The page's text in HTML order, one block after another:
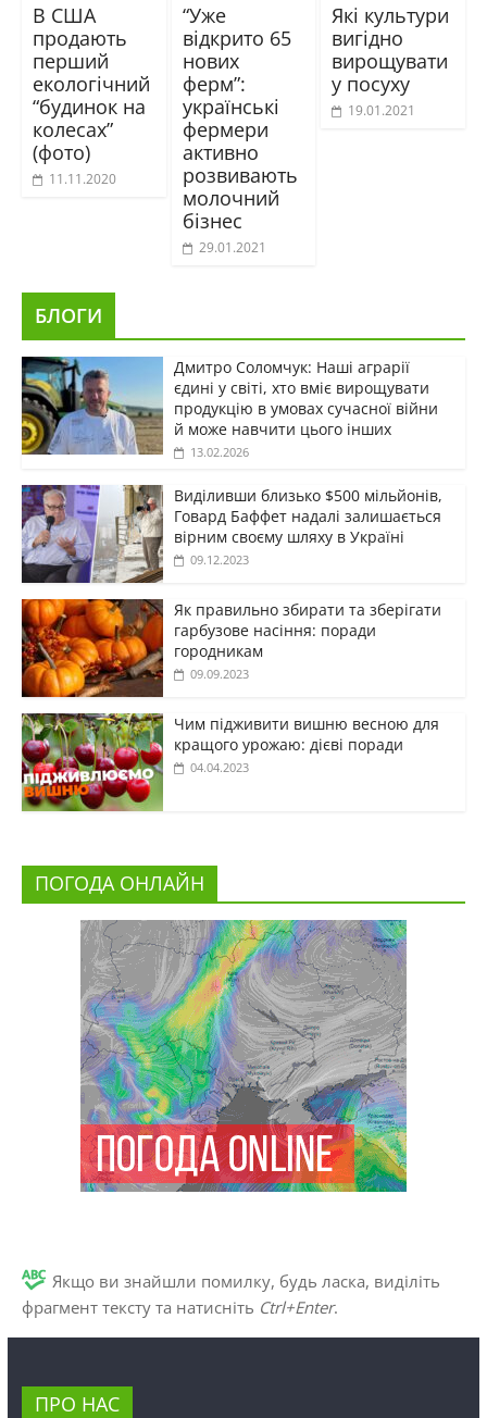
В США
продають
перший
екологічний
“будинок на
колесах”
(фото)
11.11.2020
“Уже
відкрито 65
нових
ферм”:
українські
фермери
активно
розвивають
молочний
бізнес
29.01.2021
Які культури
вигідно
вирощувати
у посуху
19.01.2021
БЛОГИ
Дмитро Соломчук: Наші аграрії
єдині у світі, хто вміє вирощувати
продукцію в умовах сучасної війни
й може навчити цього інших
13.02.2026
Виділивши близько $500 мільйонів,
Говард Баффет надалі залишається
вірним своєму шляху в Україні
09.12.2023
Як правильно збирати та зберігати
гарбузове насіння: поради
городникам
09.09.2023
Чим підживити вишню весною для
кращого урожаю: дієві поради
04.04.2023
ПОГОДА ОНЛАЙН
Якщо ви знайшли помилку, будь ласка, виділіть
фрагмент тексту та натисніть Ctrl+Enter.
ПРО НАС